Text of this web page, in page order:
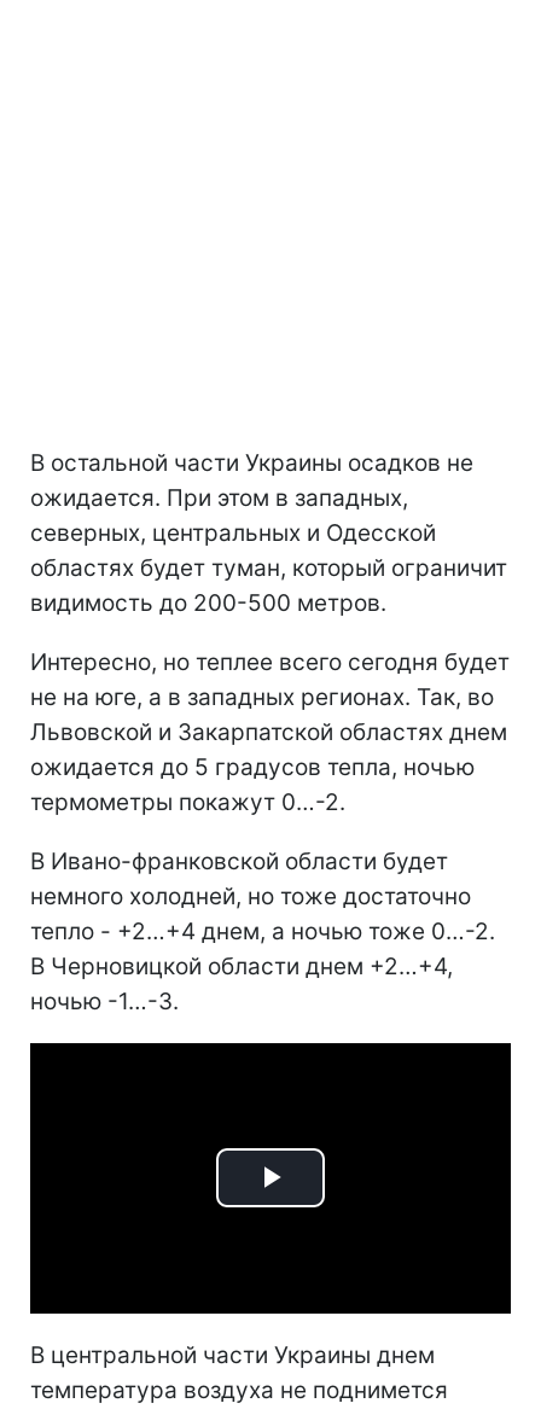
В остальной части Украины осадков не
ожидается. При этом в западных,
северных, центральных и Одесской
областях будет туман, который ограничит
видимость до 200-500 метров.
Интересно, но теплее всего сегодня будет
не на юге, а в западных регионах. Так, во
Львовской и Закарпатской областях днем
ожидается до 5 градусов тепла, ночью
термометры покажут 0…-2.
В Ивано-франковской области будет
немного холодней, но тоже достаточно
тепло - +2…+4 днем, а ночью тоже 0…-2.
В Черновицкой области днем +2…+4,
ночью -1…-3.
Play
В центральной части Украины днем
температура воздуха не поднимется